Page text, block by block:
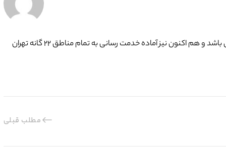
گروه فنی تعمیرات تاسیسات ما با به‌ کارگیری تکنسین های حرفه ای و سرویس کاران با تجربه ، افتخار دارد بیش از ۱۵ سال در کنار شما همشهریان تهرانی باشد و هم اکنون نیز آماده خدمت رسانی به تمام مناطق ۲۲ گانه تهران
مطلب قبلی